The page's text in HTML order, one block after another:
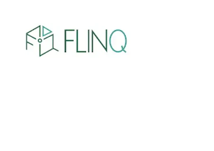
contenido